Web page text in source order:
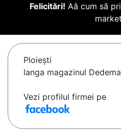
Felicitări! Aă cum să
Ploieşti
langa magazinul
Vezi profilul firmei pe